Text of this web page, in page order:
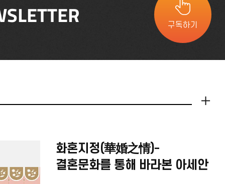
구독하기
화혼지정(華婚之情)-
결혼문화를 통해 바라본 아세안
더보기